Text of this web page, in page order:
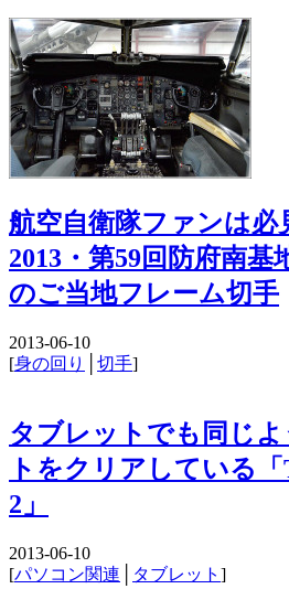
航空自衛隊ファンは必
2013・第59回防府南基
のご当地フレーム切手
2013-06-10
[身の回り 切手]
タブレットでも同じ
トをクリアしている
2」
2013-06-10
[パソコン関連 タブレット ]